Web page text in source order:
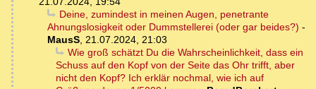
Deine, zumindest in meinen Augen, penetrante
Ahnungslosigkeit oder Dummstellerei (oder gar beides?) -
MausS, 21.07.2024, 21:03
Wie groß schätzt Du die Wahrscheinlichkeit, dass ein
Schuss auf den Kopf von der Seite das Ohr trifft, aber
nicht den Kopf? Ich erklär nochmal, wie ich auf